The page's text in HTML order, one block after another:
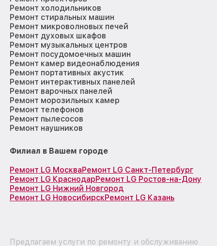
Ремонт холодильников
Ремонт стиральных машин
Ремонт микроволновых печей
Ремонт духовых шкафов
Ремонт музыкальных центров
Ремонт посудомоечных машин
Ремонт камер видеонаблюдения
Ремонт портативных акустик
Ремонт интерактивных панелей
Ремонт варочных панелей
Ремонт морозильных камер
Ремонт телефонов
Ремонт пылесосов
Ремонт наушников
Филиал в Вашем городе
Ремонт LG МоскваРемонт LG Санкт-Петербург
Ремонт LG КраснодарРемонт LG Ростов-на-Дону
Ремонт LG Нижний Новгород
Ремонт LG НовосибирскРемонт LG Казань
Предлагаем услуги по ремонту и обслуживанию